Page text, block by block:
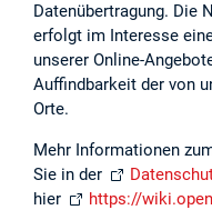
Datenübertragung. Die
erfolgt im Interesse
unserer Online-
Auffindbarkeit der von
Orte.
Mehr Informationen
Sie in der
hier
https://